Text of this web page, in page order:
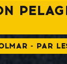
- PAR